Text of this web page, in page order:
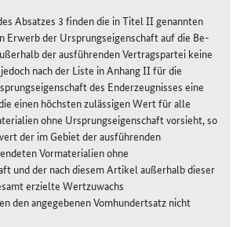
Absatzes 3 finden die in Titel II genannten
Erwerb der Ursprungseigenschaft auf die Be-
der ausführenden Vertragspartei keine
nach der Liste in Anhang II für die
des Enderzeugnisses eine
einen höchsten zulässigen Wert für alle
ohne Ursprungseigenschaft vorsieht, so
der im Gebiet der ausführenden
Vormaterialien ohne
und der nach diesem Artikel außerhalb dieser
erzielte Wertzuwachs
den angegebenen Vomhundertsatz nicht